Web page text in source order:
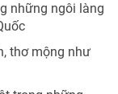
những ngôi làng
thơ mộng như